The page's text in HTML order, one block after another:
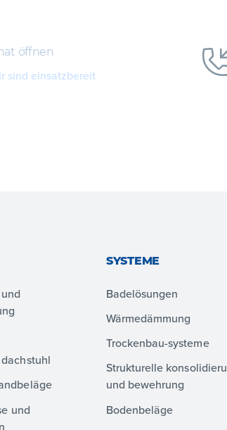
öffnen
sind einsatzbereit
und
SYSTEME
Badelösungen
Wärmedämmung
Trockenbau-systeme
Strukturelle
und bewehrung
Bodenbeläge